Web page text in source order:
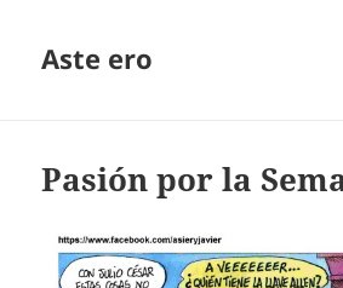
Aste ero
Pasión por la